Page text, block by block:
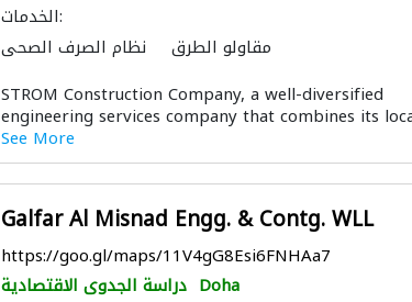
الخدمات:
نظام الصرف الصحي
مقاولو الطرق
الصيانة الكهربائية استشارات كهروميكانيكية
مقاولون لمكافحة الحريق الإنارة
STROM Construction Company, a well-diversified
engineering services company that combines its
See More
Galfar Al Misnad Engg. & Contg. WLL
https://goo.gl/maps/11V4gG8Esi6FNHAa7
دراسة الجدوى الاقتصادية Doha